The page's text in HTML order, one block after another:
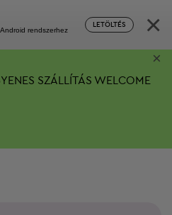
rendszerhez
LETÖLTÉS ×
SZÁLLÍTÁS WELCOME
×